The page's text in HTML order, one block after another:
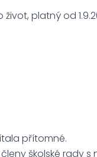
platný od
přítomné.
školské rady